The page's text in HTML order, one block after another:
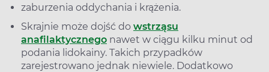
zaburzenia oddychania i krążenia.
Skrajnie może dojść do wstrząsu
anafilaktycznego nawet w ciągu kilku minut od
podania lidokainy. Takich przypadków
zarejestrowano jednak niewiele. Dodatkowo